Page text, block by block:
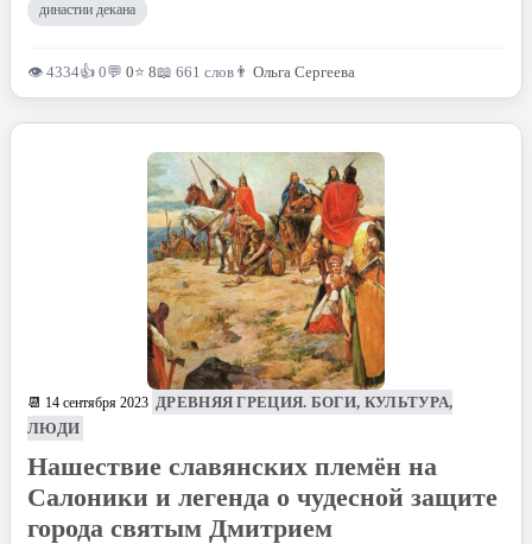
династии декана
👁 4334👍 0💬 0⭐ 8📖 661 слов 👨 Ольга Сергеева
📆 14 сентября 2023 ДРЕВНЯЯ ГРЕЦИЯ. БОГИ, КУЛЬТУРА,
ЛЮДИ
Нашествие славянских племён на
Салоники и легенда о чудесной защите
города святым Дмитрием